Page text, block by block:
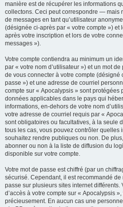
manière est de récupérer les informations
collectons. Ceci peut correspondre — mais
de messages en tant qu’utilisateur
(désignée ci-après par « votre compte ») et
après votre inscription et lors de votre
messages »).
Votre compte contiendra au minimum un
par « votre nom d’utilisateur ») et un mot
de vous connecter à votre compte (désigné
passe ») et une adresse de courriel
compte sur « Apocalypsis » sont protégées
données applicables dans le pays qui
informations, en-dehors de votre nom
votre adresse de courriel requis par «
sont obligatoires ou facultatives, à la seule
tous les cas, vous pouvez contrôler quelles
souhaitez rendre publiques ou non. De
abonner ou non à la liste de diffusion du
disponible sur votre compte.
Votre mot de passe est chiffré (par un
sécurisé. Cependant, il est recommandé
passe sur plusieurs sites internet différents.
d’accès à votre compte sur « Apocalypsis
précieusement. En aucun cas une